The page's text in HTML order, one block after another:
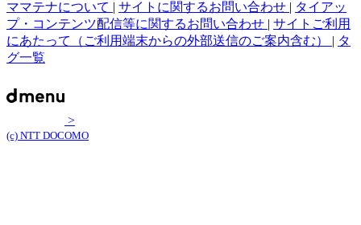
ママテナについて | サイトに関するお問い合わせ | タイアッ
プ・コンテンツ配信等に関するお問い合わせ | サイトご利用
にあたって（ご利用端末からの外部送信のご案内含む） | タ
グ一覧
>
(c) NTT DOCOMO